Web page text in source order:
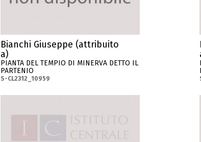
Bianchi Giuseppe (attribuito
a)
PIANTA DEL TEMPIO DI MINERVA DETTO IL
PARTENIO
S-CL2312_10959